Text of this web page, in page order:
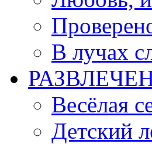
В лучах
Весёлая
Детский